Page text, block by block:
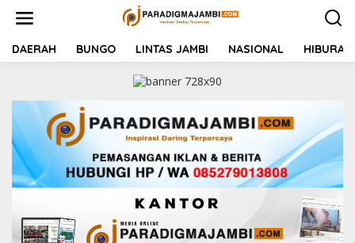
t
DAERAH BUNGO LINTAS JAMBI NASIONAL HIBURAN